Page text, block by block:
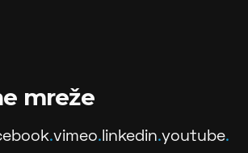
mreže
.vimeo. linkedin.youtube.